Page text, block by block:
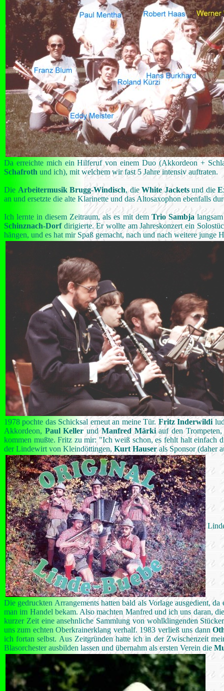
Da erreichte mich ein Hilferuf von einem Duo (Akkordeon +
Schafroth und ich), mit welchem wir fast 5 Jahre intensiv auftraten.
Die Arbeitermusik Brugg-Windisch, dieWhite Jacketsund die
an und ersetzte die alte Klarinette und das Altosaxophon ebenfalls
Ich lernte in diesem Zeitraum, als es mit dem Trio Sambja
Schinznach-Dorfdirigierte. Er wollte am Jahreskonzert ein
hängen, und es hat mir Spaß gemacht, nach und nach weitere junge
1978 pochte das Schicksal erneut an meine Tür. Fritz Inderwildi
Akkordeon, Paul Keller undManfred Märkiauf den
kommen mußte. Fritz zu mir: "Ich weiß schon, es fehlt halt einfach
der Lindewirt von Kleindöttingen, Kurt Hauserals Sponsor (daher
Die gedruckten Arrangements hatten bald als Vorlage ausgedient,
man im Handel bekam. Also machten Manfred und ich uns daran,
kurzer Zeit eine ansehnliche Sammlung von wohlklingenden
uns zum echten Oberkrainerklang verhalf. 1983 verließ uns dann
ich fortan selbst. Aus Zeitgründen hatte ich in der Zwischenzeit
Blasorchester ausbilden lassen und übernahm als ersten Verein die